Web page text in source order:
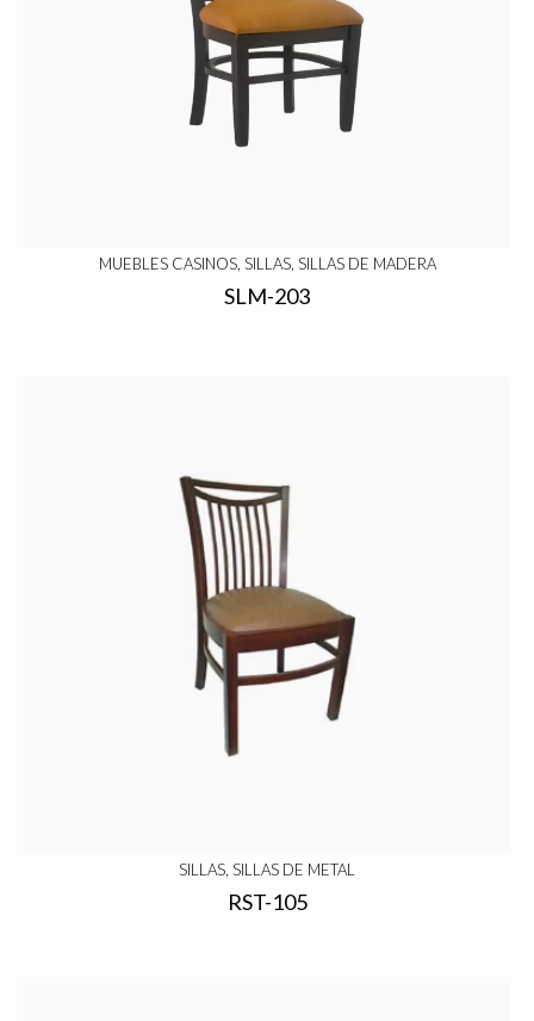
MUEBLES CASINOS, SILLAS, SILLAS DE MADERA
SLM-203
SILLAS, SILLAS DE METAL
RST-105